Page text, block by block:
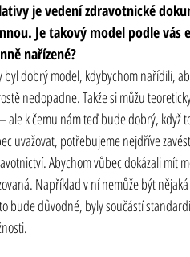
je vedení zdravotnické
Je takový model podle vás
nařízené?
byl dobrý model, kdybychom nařídili,
nedopadne. Takže si můžu
k čemu nám teď bude dobrý, když
uvažovat, potřebujeme nejdříve
Abychom vůbec dokázali mít
Například v ní nemůže být
bude důvodné, byly součástí